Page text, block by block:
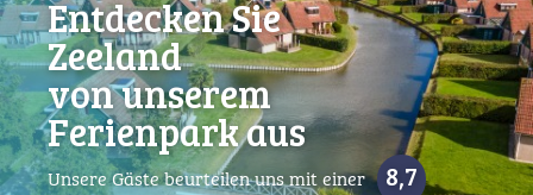
Entdecken Sie
Zeeland
von unserem
Ferienpark aus
Unsere Gäste beurteilen uns mit einer 8,7